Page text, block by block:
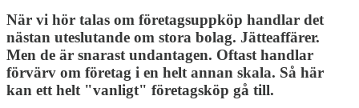
När vi hör talas om företagsuppköp handlar det
nästan uteslutande om stora bolag. Jätteaffärer.
Men de är snarast undantagen. Oftast handlar
förvärv om företag i en helt annan skala. Så här
kan ett helt "vanligt" företagsköp gå till.